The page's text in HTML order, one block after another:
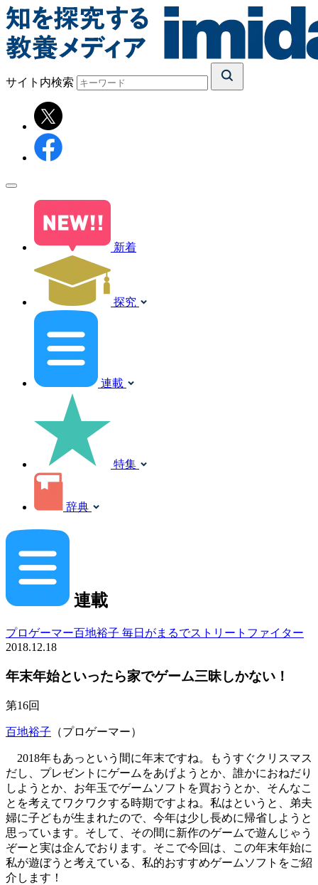
サイト内検索
新着
探究
連載
特集
辞典
連載
プロゲーマー百地裕子 毎日がまるでストリートファイター
2018.12.18
年末年始といったら家でゲーム三昧しかない！
第16回
百地裕子 （プロゲーマー）
2018年もあっという間に年末ですね。もうすぐクリスマス
だし、プレゼントにゲームをあげようとか、誰かにおねだり
しようとか、お年玉でゲームソフトを買おうとか、そんなこ
とを考えてワクワクする時期ですよね。私はというと、弟夫
婦に子どもが生まれたので、今年は少し長めに帰省しようと
思っています。そして、その間に新作のゲームで遊んじゃう
ぞーと実は企んでおります。そこで今回は、この年末年始に
私が遊ぼうと考えている、私的おすすめゲームソフトをご紹
介します！